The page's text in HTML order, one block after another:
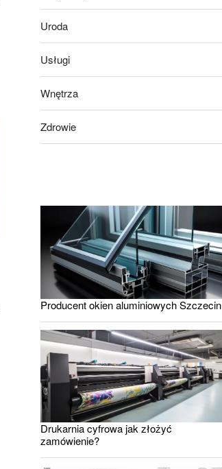
Uroda
Usługi
Wnętrza
Zdrowie
Producent okien aluminiowych Szczecin
Drukarnia cyfrowa jak złożyć
zamówienie?